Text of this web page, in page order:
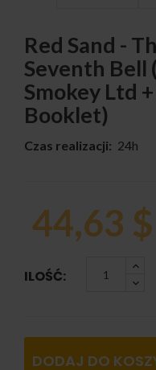
Red Sand -
Seventh Bell
Smokey Ltd
Booklet)
Czas realizacji: 24h
44,63 $
ILOŚĆ:
DODAJ DO